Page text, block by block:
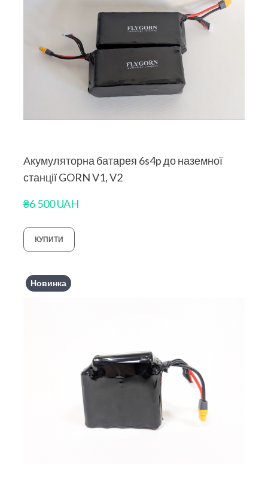
Акумуляторна батарея 6s4p до наземної
станції GORN V1, V2
₴6 500 UAH
КУПИТИ
Новинка